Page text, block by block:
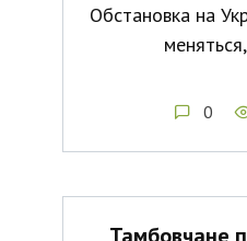
Обстановка на
0